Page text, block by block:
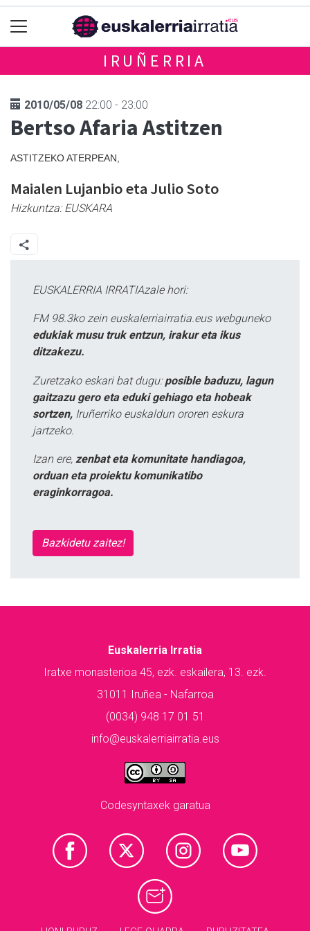
IRUÑERRIA
2010/05/08 22:00 - 23:00
Bertso Afaria Astitzen
ASTITZEKO ATERPEAN,
Maialen Lujanbio eta Julio Soto
Hizkuntza:EUSKARA
EUSKALERRIA IRRATIAzale hori:
FM 98.3ko zein euskalerriairratia.eus webguneko
edukiak musu truk entzun, irakur eta ikus
ditzakezu.
Zuretzako eskari bat dugu: posible baduzu, lagun
gaitzazu gero eta eduki gehiago eta hobeak
sortzen, Iruñerriko euskaldun ororen eskura
jartzeko.
Izan ere, zenbat eta komunitate handiagoa,
orduan eta proiektu komunikatibo
eraginkorragoa.
Bazkidetu zaitez!
Euskalerria Irratia
Iratxe monasterioa 45, ezk. eskailera, 13. ezk.
31011 Iruñea - Nafarroa
(0034) 948 17 01 51
info@euskalerriairratia.eus
Codesyntaxek garatua